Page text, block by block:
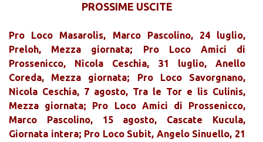
PROSSIME USCITE
Pro Loco Masarolis, Marco Pascolino, 24 luglio,
Preloh, Mezza giornata; Pro Loco Amici di
Prossenicco, Nicola Ceschia, 31 luglio, Anello
Coreda, Mezza giornata; Pro Loco Savorgnano,
Nicola Ceschia, 7 agosto, Tra le Tor e lis Culinis,
Mezza giornata; Pro Loco Amici di Prossenicco,
Marco Pascolino, 15 agosto, Cascate Kucula,
Giornata intera; Pro Loco Subit, Angelo Sinuello, 21